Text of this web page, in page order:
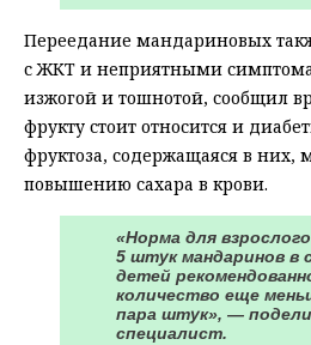
Переедание мандариновых
с ЖКТ и неприятными
изжогой и тошнотой, сообщил
фрукту стоит относится и
фруктоза, содержащаяся в них,
повышению сахара в крови.
«Норма для
5 штук мандаринов в
детей
количество еще
пара штук», —
специалист.